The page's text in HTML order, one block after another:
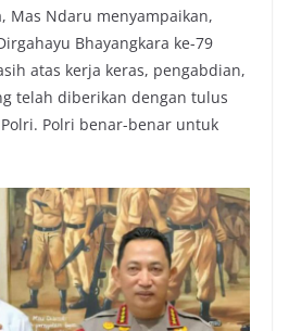
Mas Ndaru menyampaikan,
Bhayangkara ke-79
atas kerja keras, pengabdian,
telah diberikan dengan tulus
Polri benar-benar untuk